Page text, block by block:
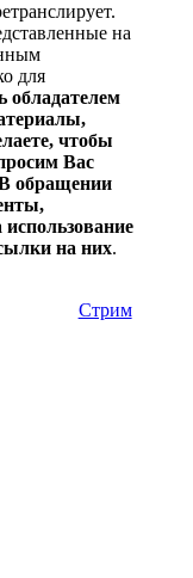
на
для
обладателем
чтобы
Вас
обращении
на них.
Стрим